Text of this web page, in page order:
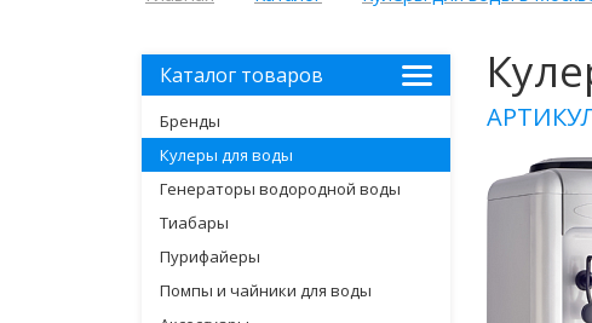
Каталог товаров
Бренды
Кулеры для воды
Генераторы водородной воды
Тиабары
Пурифайеры
Помпы и чайники для воды